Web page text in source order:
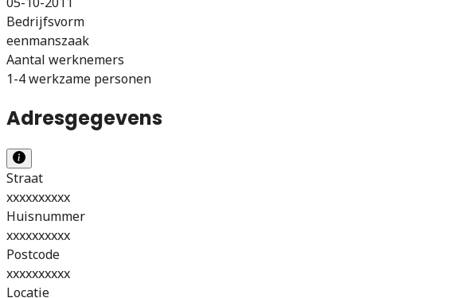
Bedrijfsvorm
eenmanszaak
Aantal werknemers
1-4 werkzame personen
Adresgegevens
Straat
xxxxxxxxxx
Huisnummer
xxxxxxxxxx
Postcode
xxxxxxxxxx
Locatie